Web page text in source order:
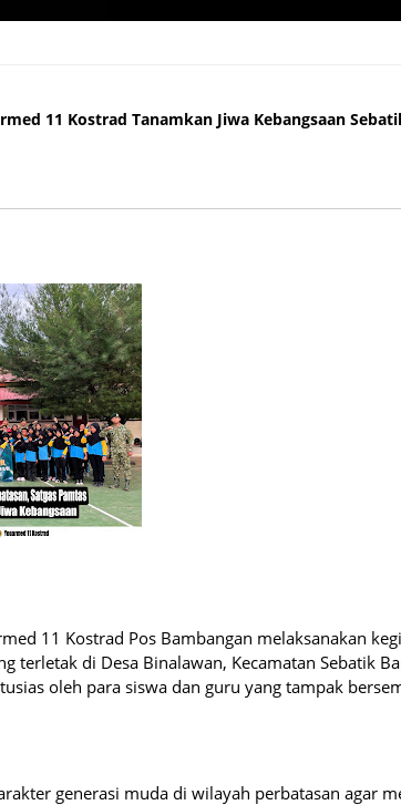
11 Kostrad Tanamkan Jiwa Kebangsaan
11 Kostrad Pos Bambangan melaksanakan
terletak di Desa Binalawan, Kecamatan Sebatik
oleh para siswa dan guru yang tampak
generasi muda di wilayah perbatasan agar